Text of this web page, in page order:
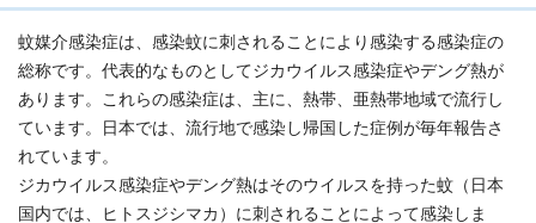
蚊媒介感染症は、感染蚊に刺されることにより感染する感染症の
総称です。代表的なものとしてジカウイルス感染症やデング熱が
あります。これらの感染症は、主に、熱帯、亜熱帯地域で流行し
ています。日本では、流行地で感染し帰国した症例が毎年報告さ
れています。
ジカウイルス感染症やデング熱はそのウイルスを持った蚊（日本
国内では、ヒトスジシマカ）に刺されることによって感染しま